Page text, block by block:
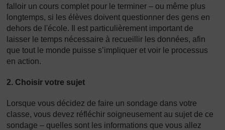
falloir un cours complet pour le terminer – ou même plus
longtemps, si les élèves doivent questionner des gens en
dehors de l'école. Il est particulièrement important de
laisser le temps nécessaire à recueillir les données, afin
que tout le monde puisse s’impliquer et voir le processus
en action.
2. Choisir votre sujet
Lorsque vous décidez de faire un sondage dans votre
classe, vous devez réfléchir soigneusement au sujet de ce
sondage – quelles sont les informations que vous allez